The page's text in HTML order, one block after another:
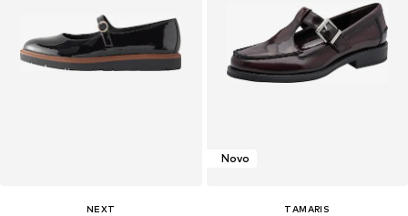
NEXT
Novo
TAMARIS